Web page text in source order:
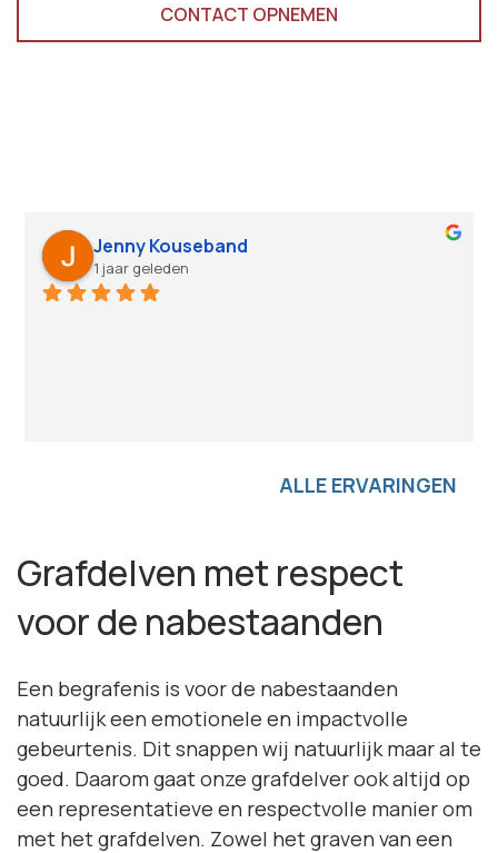
CONTACT OPNEMEN
Jenny Kouseband
1 jaar geleden
ALLE ERVARINGEN
Grafdelven met respect
voor de nabestaanden
Een begrafenis is voor de nabestaanden
natuurlijk een emotionele en impactvolle
gebeurtenis. Dit snappen wij natuurlijk maar al te
goed. Daarom gaat onze grafdelver ook altijd op
een representatieve en respectvolle manier om
met het grafdelven. Zowel het graven van een